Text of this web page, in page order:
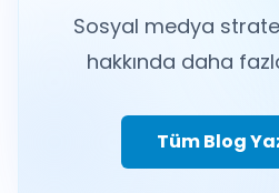
Sosyal medya
hakkında daha
Tüm Blog